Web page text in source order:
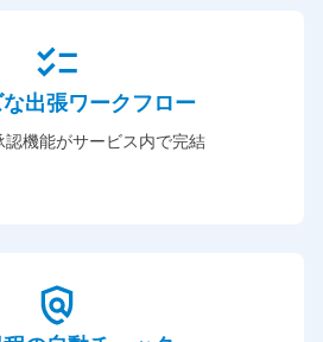
出張ワークフロー
認機能がサービス内で完結